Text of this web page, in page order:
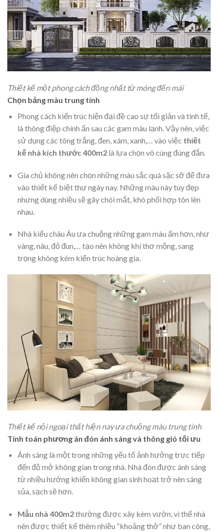
Thiết kế một phong cách đồng nhất từ móng đến mái
Chọn bảng màu trung tính
Phong cách kiến trúc hiện đại đề cao sự tối giản và tinh tế,
là thông điệp chính ẩn sau các gam màu lạnh. Vậy nên, việc
sử dụng các tông trắng, đen, xám, xanh,… vào việc thiết
kế nhà kích thước 400m2là lựa chọn vô cùng đúng đắn.
Gia chủ không nên chọn những màu sắc quá sặc sỡ để đưa
vào thiết kế biệt thự ngày nay. Những màu này tuy đẹp
nhưng dùng nhiều sẽ gây chói mắt, khó phối hợp tôn lên
nhau.
Nhà kiểu châu Âu ưa chuộng những gam màu ấm hơn, như
vàng, nâu, đỏ đun,… tạo nên không khí thơ mộng, sang
trọng không kém kiến trúc hoàng gia.
Thiết kế nội ngoại thất hiện nay ưa chuộng màu trung tính
Tính toán phương án đón ánh sáng và thông gió tối ưu
Ánh sáng là một trong những yếu tố ảnh hưởng trực tiếp
đến độ mở không gian trong nhà. Nhà đón được ánh sáng
từ nhiều hướng khiến không gian sinh hoạt trở nên sáng
sủa, sạch sẽ hơn.
Mẫu nhà 400m2thường được xây kèm vườn, vì thế nhà
nên được thiết kế thêm nhiều “khoảng thở” như ban công,